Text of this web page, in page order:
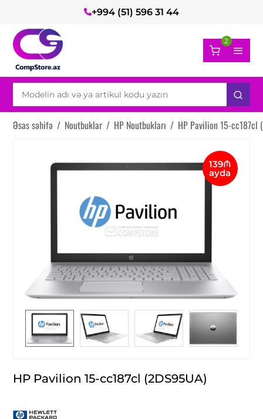
+994 (51) 596 31 44
2
Əsas səhifə / Noutbuklar / HP Noutbukları / HP Pavilion 15-cc187cl
139₼
ayda
HP Pavilion 15-cc187cl (2DS95UA)